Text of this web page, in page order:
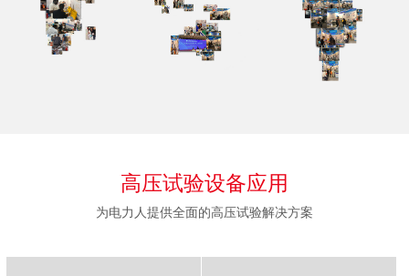
高压试验设备应用
为电力人提供全面的高压试验解决方案